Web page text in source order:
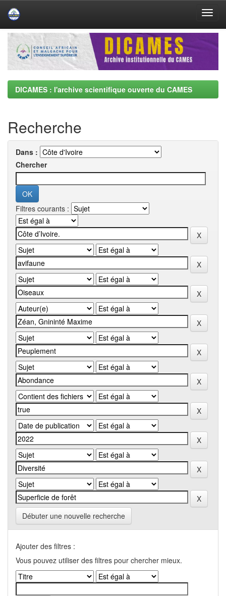
Skip
navigation
DICAMES : l'archive scientifique ouverte du CAMES
Recherche
Dans :
Chercher
Filtres courants :
Débuter une nouvelle recherche
Ajouter des filtres :
Vous pouvez utiliser des filtres pour chercher mieux.